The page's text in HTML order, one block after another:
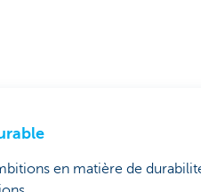
en matière de